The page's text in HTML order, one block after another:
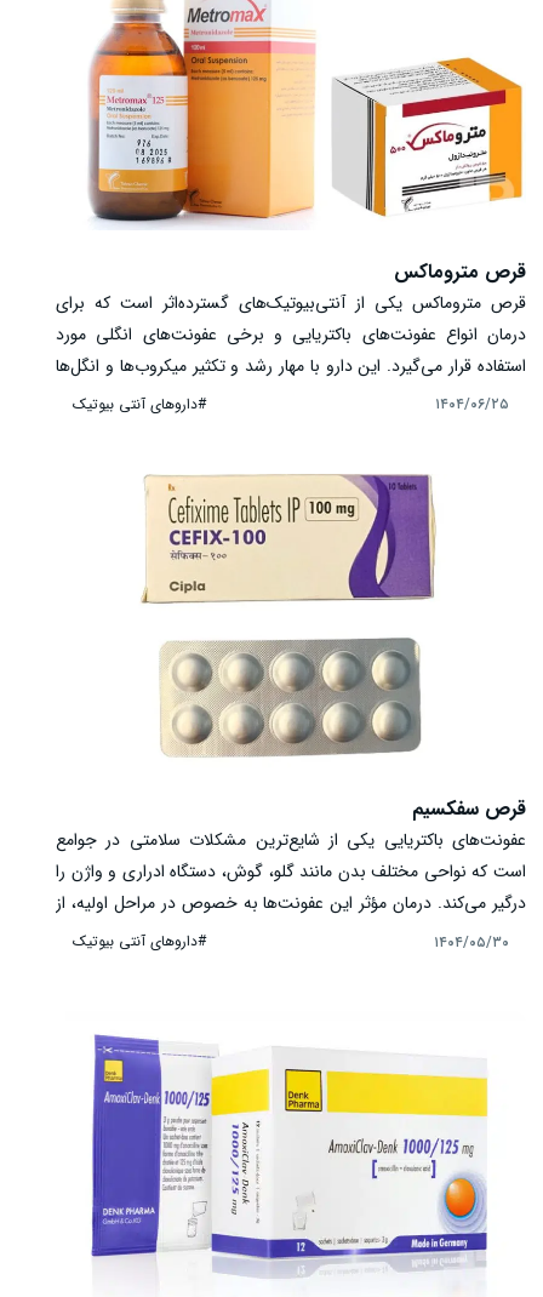
قرص متروماکس
قرص متروماکس یکی از آنتی‌بیوتیک‌های گسترده‌اثر است که برای
درمان انواع عفونت‌های باکتریایی و برخی عفونت‌های انگلی مورد
استفاده قرار می‌گیرد. این دارو با مهار رشد و تکثیر میکروب‌ها و انگل‌ها
باعث کنترل عفونت و بهبود سریع علائم می‌شود. متروماکس در درمان
جلوگیری کند. استفاده از این دارو باید تحت نظر پزشک و با رعایت
دقیق دوز و مدت مصرف انجام شود تا اثر درمانی کامل حاصل شود.
۱۴۰۴/۰۶/۲۵ #داروهای آنتی بیوتیک
قرص سفکسیم
عفونت‌های باکتریایی یکی از شایع‌ترین مشکلات سلامتی در جوامع
است که نواحی مختلف بدن مانند گلو، گوش، دستگاه ادراری و واژن را
درگیر می‌کند. درمان مؤثر این عفونت‌ها به خصوص در مراحل اولیه، از
بروز عوارض جدی و گسترش بیماری جلوگیری می‌کند. قرص سفکسیم
می‌شود. این دارو با مهار سنتز دیواره سلولی باکتری، رشد میکروب‌ها را
متوقف و سبب نابودی آن‌ها خواهد شد. استفاده صحیح و مطابق
دستور پزشک، اثر درمانی را افزایش و خطر مقاومت باکتریایی یا عوارض
جانبی را کاهش می‌دهد.
۱۴۰۴/۰۵/۳۰ #داروهای آنتی بیوتیک